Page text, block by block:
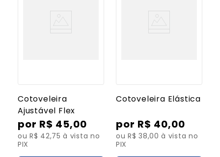
Cotoveleira
Ajustável Flex
R$ 45,00
ou R$ 42,75 à vista no
PIX
Cotoveleira Elástica
R$ 40,00
ou R$ 38,00 à vista no
PIX